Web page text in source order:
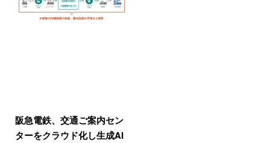
阪急電鉄、交通ご案内セン
ターをクラウド化し生成AI